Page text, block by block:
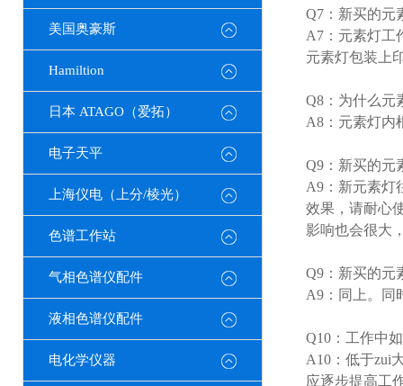
美国奥豪斯
Hamiltion
日本 ATAGO（爱拓）
电子天平
上海仪电（上分/棱光）
色谱工作站
气相色谱仪配件
液相色谱仪配件
电化学仪器
Q7：新买的元
A7：元素灯工
元素灯包装上
Q8：为什么元
A8：元素灯内
Q9：新买的元
A9：新元素灯
效果，请耐心
影响也会很大
Q9：新买的元
A9：同上。同
Q10：工作中
A10：低于zui
应逐步提高工